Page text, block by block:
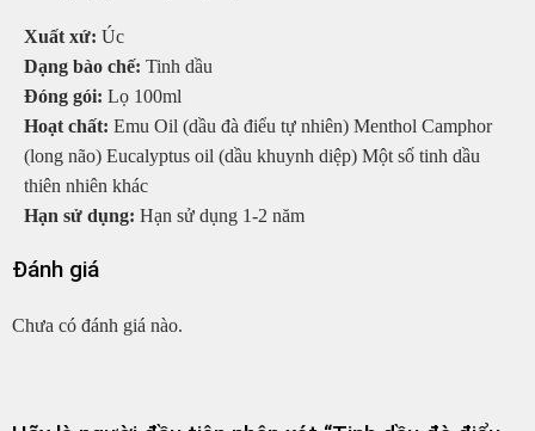
Xuất xứ: Úc
Dạng bào chế: Tinh dầu
Đóng gói: Lọ 100ml
Hoạt chất: Emu Oil (dầu đà điểu tự nhiên) Menthol Camphor
(long não) Eucalyptus oil (dầu khuynh diệp) Một số tinh dầu
thiên nhiên khác
Hạn sử dụng: Hạn sử dụng 1-2 năm
Đánh giá
Chưa có đánh giá nào.